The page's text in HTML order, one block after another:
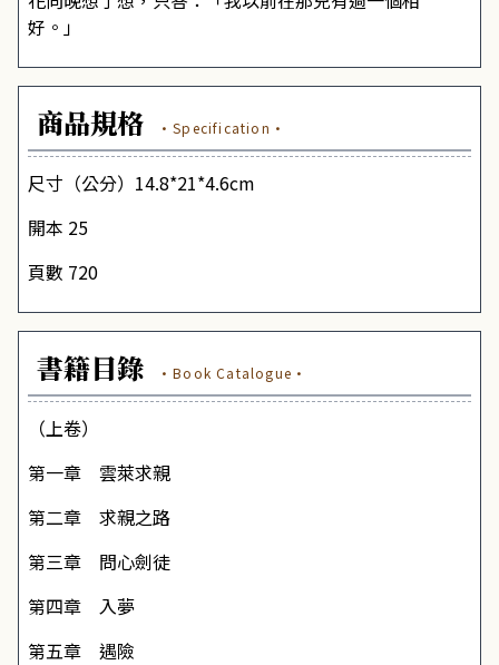
好。」
商品規格 ·Specification·
尺寸（公分）14.8*21*4.6cm
開本 25
頁數 720
書籍目錄 ·Book Catalogue·
（上卷）
第一章 雲萊求親
第二章 求親之路
第三章 問心劍徒
第四章 入夢
第五章 遇險